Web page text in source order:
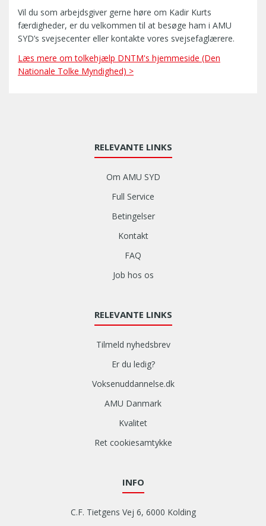
Vil du som arbejdsgiver gerne høre om Kadir Kurts
færdigheder, er du velkommen til at besøge ham i AMU
SYD’s svejsecenter eller kontakte vores svejsefaglærere.
Læs mere om tolkehjælp DNTM's hjemmeside (Den
Nationale Tolke Myndighed) >
RELEVANTE LINKS
Om AMU SYD
Full Service
Betingelser
Kontakt
FAQ
Job hos os
RELEVANTE LINKS
Tilmeld nyhedsbrev
Er du ledig?
Voksenuddannelse.dk
AMU Danmark
Kvalitet
Ret cookiesamtykke
INFO
C.F. Tietgens Vej 6, 6000 Kolding